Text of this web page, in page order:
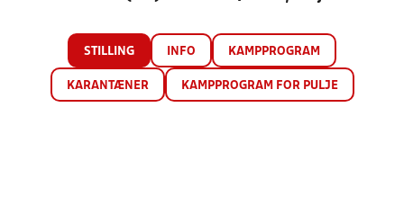
STILLING INFO KAMPPROGRAM
KARANTÆNER KAMPPROGRAM FOR PULJE